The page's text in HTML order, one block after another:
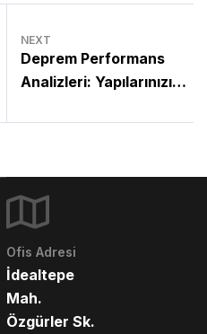
NEXT
Deprem Performans
Analizleri: Yapılarınızın
Sağlanır?
Ofis Adresi
İdealtepe
Mah.
Özgürler Sk.